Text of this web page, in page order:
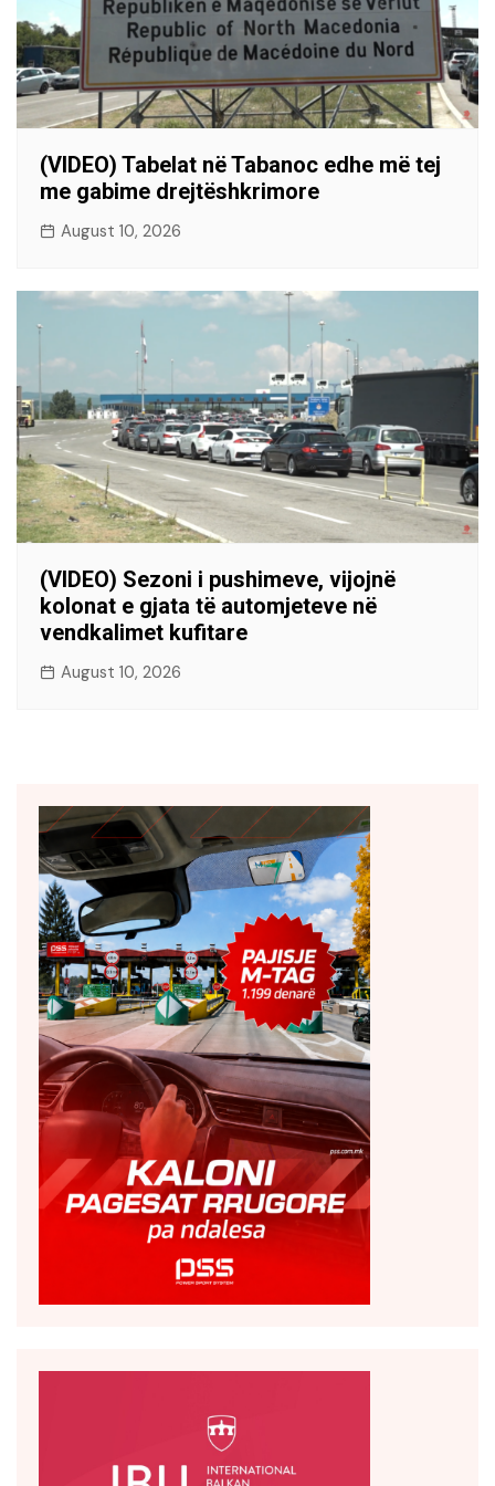
(VIDEO) Tabelat në Tabanoc edhe më tej
me gabime drejtëshkrimore
August 10, 2026
(VIDEO) Sezoni i pushimeve, vijojnë
kolonat e gjata të automjeteve në
vendkalimet kufitare
August 10, 2026